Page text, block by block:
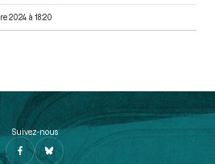
2024 à 18:20
Suivez-nous